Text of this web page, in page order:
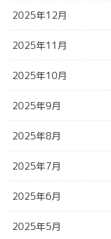
2025年12月
2025年11月
2025年10月
2025年9月
2025年8月
2025年7月
2025年6月
2025年5月